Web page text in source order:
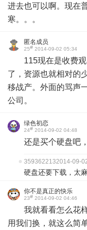
进去也可以啊。现在
寒。。。
匿名成员
25# 2014-09-02 05:34
115现在是收费
了，资源也就相对的
移战产。外面的骂声
公司。
绿色初恋
24# 2014-09-02 04:48
还是买个硬盘吧
3593622132014-09-
硬盘还要下载，太
你不是真正的快乐
23# 2014-09-02 04:46
我就看看怎么花
用我们换，就这么简